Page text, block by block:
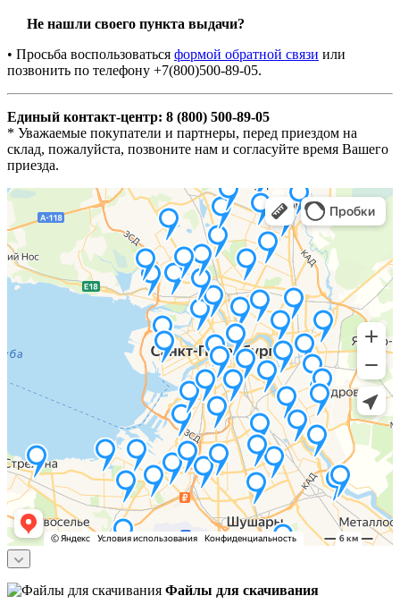
Не нашли своего пункта выдачи?
• Просьба воспользоваться формой обратной связи или
позвонить по телефону +7(800)500-89-05.
Единый контакт-центр: 8 (800) 500-89-05
* Уважаемые покупатели и партнеры, перед приездом на
склад, пожалуйста, позвоните нам и согласуйте время Вашего
приезда.
Файлы для скачивания